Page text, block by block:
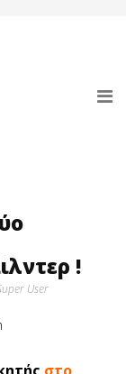
!
User